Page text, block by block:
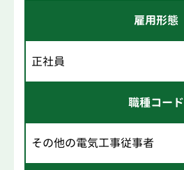
雇用形態
正社員
職種コード
その他の電気工事従事者